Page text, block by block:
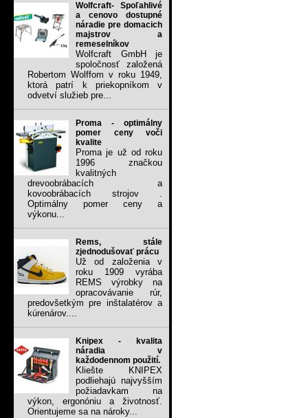
Wolfcraft- Spoľahlivé
a cenovo dostupné
náradie pre domacich
majstrov a
remeselníkov
Wolfcraft GmbH je
spoločnosť založená
Robertom Wolffom v roku 1949,
ktorá patrí k priekopníkom v
odvetví služieb pre...
Proma - optimálny
pomer ceny voči
kvalite
Proma je už od roku
1996 značkou
kvalitných
drevoobrábacích a
kovoobrábacích strojov .
Optimálny pomer ceny a
výkonu...
Rems, stále
zjednodušovať prácu
Už od založenia v
roku 1909 vyrába
REMS výrobky na
opracovávanie rúr,
predovšetkým pre inštalatérov a
kúrenárov....
Knipex - kvalita
náradia v
každodennom použití.
Kliešte KNIPEX
podliehajú najvyšším
požiadavkam na
výkon, ergonóniu a životnosť.
Orientujeme sa na nároky...